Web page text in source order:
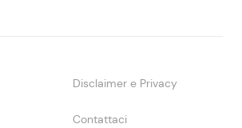
Disclaimer e Privacy
Contattaci